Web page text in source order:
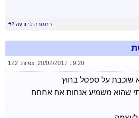
בתגובה להודעה #2
20/02/2017 19:20 צפיות: 122
שוכבת על ספסל בחוץ
שהוא משמיע אנחות אח אחחח